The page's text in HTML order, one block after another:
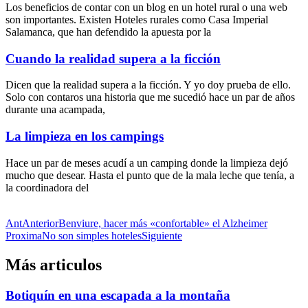
Los beneficios de contar con un blog en un hotel rural o una web
son importantes. Existen Hoteles rurales como Casa Imperial
Salamanca, que han defendido la apuesta por la
Cuando la realidad supera a la ficción
Dicen que la realidad supera a la ficción. Y yo doy prueba de ello.
Solo con contaros una historia que me sucedió hace un par de años
durante una acampada,
La limpieza en los campings
Hace un par de meses acudí a un camping donde la limpieza dejó
mucho que desear. Hasta el punto que de la mala leche que tenía, a
la coordinadora del
AntAnteriorBenviure, hacer más «confortable» el Alzheimer
ProximaNo son simples hotelesSiguiente
Más articulos
Botiquín en una escapada a la montaña